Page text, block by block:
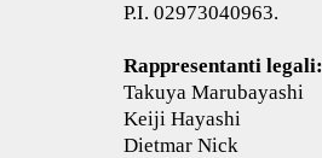
P.I. 02973040963.
Rappresentanti legali:
Takuya Marubayashi
Keiji Hayashi
Dietmar Nick